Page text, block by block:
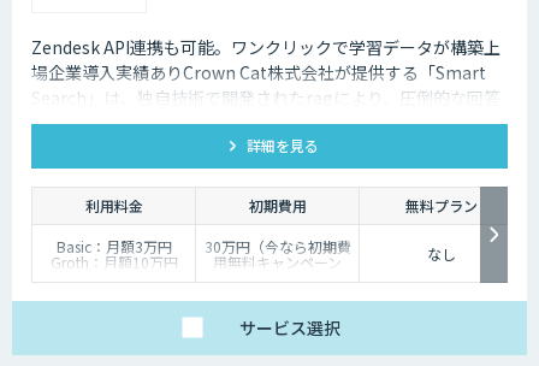
Zendesk API連携も可能。ワンクリックで学習データが構築上
場企業導入実績ありCrown Cat株式会社が提供する「Smart
Search」は、独自技術で開発されたragにより、圧倒的な回答
精度を誇るAIチャットボットです。また回答精度が悪い時は管
理画面から簡単にご自身でチューニングができる、簡単でかつ
高精度な特徴があります。
詳細を見る
利用料金 初期費用
無料プラン
Basic：月額3万円
Groth：月額10万円
Enterprise：月額20万
30万円（今なら初期費
用無料キャンペーン
中）
なし
サービス選択